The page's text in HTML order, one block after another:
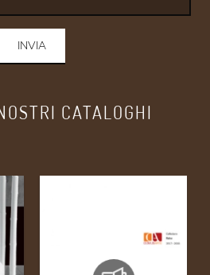
CATALOGHI
INVIA